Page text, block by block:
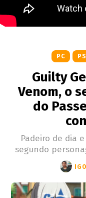
PC
Guilty
Venom, o
do
Padeiro de dia
segundo